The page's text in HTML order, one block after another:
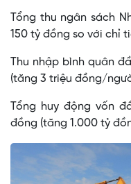
Tổng thu ngân sách
150 tỷ đồng so với chỉ
Thu nhập bình quân
(tăng 3 triệu đồng/
Tổng huy động vốn
đồng (tăng 1.000 tỷ